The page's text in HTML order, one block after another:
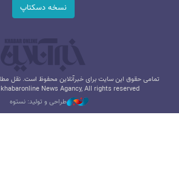
نسخه دسکتاپ
تمامی حقوق این سایت برای خبرآنلاین محفوظ است. نقل
News Agancy, All rights reserved
طراحی و تولید: نستوه